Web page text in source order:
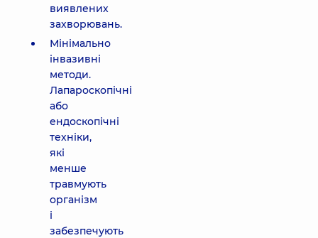
виявлених
захворювань.
Мінімально
інвазивні
методи.
Лапароскопічні
або
ендоскопічні
техніки,
які
менше
травмують
організм
і
забезпечують